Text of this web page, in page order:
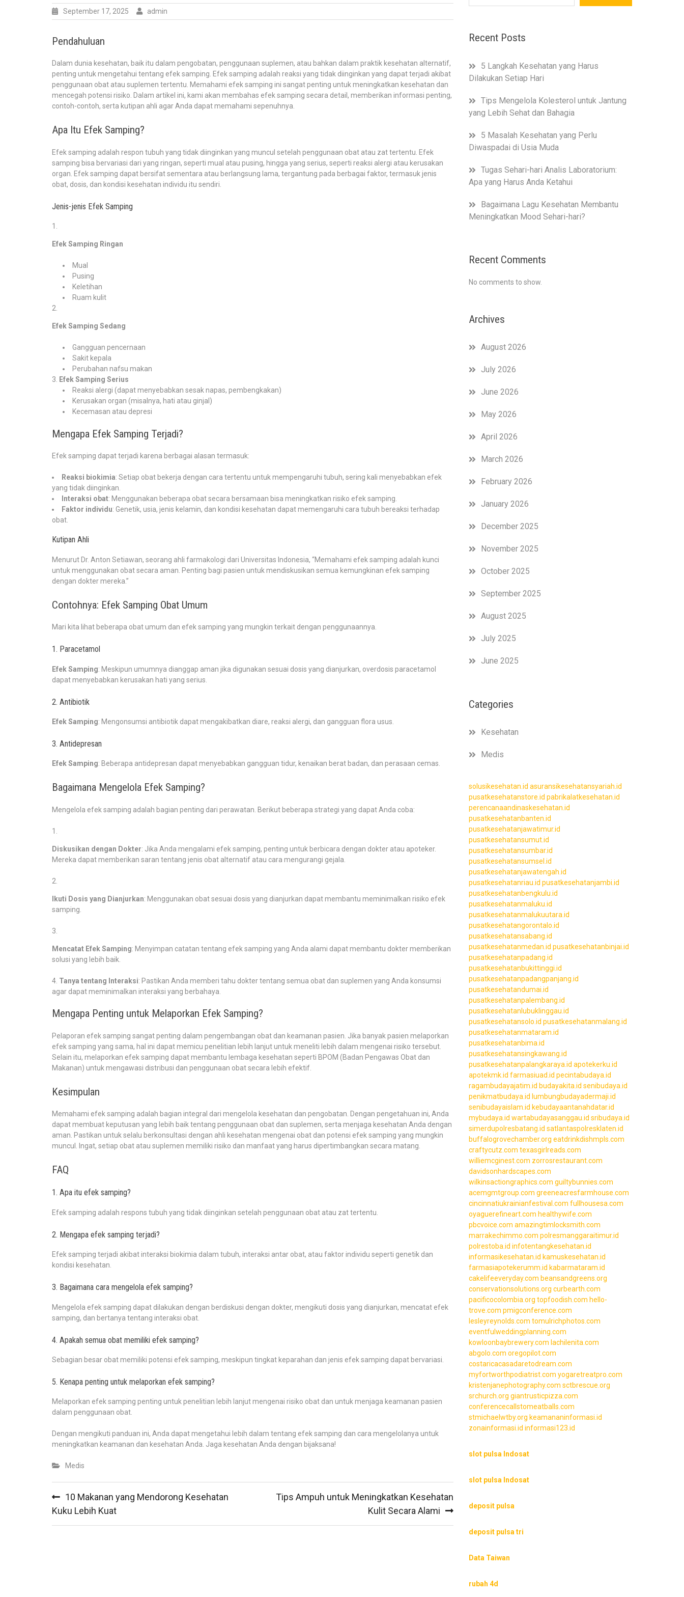
September 17, 2025 admin
Pendahuluan
Dalam dunia kesehatan, baik itu dalam pengobatan, penggunaan suplemen, atau bahkan dalam praktik kesehatan alternatif,
penting untuk mengetahui tentang efek samping. Efek samping adalah reaksi yang tidak diinginkan yang dapat terjadi akibat
penggunaan obat atau suplemen tertentu. Memahami efek samping ini sangat penting untuk meningkatkan kesehatan dan
mencegah potensi risiko. Dalam artikel ini, kami akan membahas efek samping secara detail, memberikan informasi penting,
contoh-contoh, serta kutipan ahli agar Anda dapat memahami sepenuhnya.
Apa Itu Efek Samping?
Efek samping adalah respon tubuh yang tidak diinginkan yang muncul setelah penggunaan obat atau zat tertentu. Efek
samping bisa bervariasi dari yang ringan, seperti mual atau pusing, hingga yang serius, seperti reaksi alergi atau kerusakan
organ. Efek samping dapat bersifat sementara atau berlangsung lama, tergantung pada berbagai faktor, termasuk jenis
obat, dosis, dan kondisi kesehatan individu itu sendiri.
Jenis-jenis Efek Samping
Efek Samping Ringan
Mual
Pusing
Keletihan
Ruam kulit
Efek Samping Sedang
Gangguan pencernaan
Sakit kepala
Perubahan nafsu makan
Efek Samping Serius
Reaksi alergi (dapat menyebabkan sesak napas, pembengkakan)
Kerusakan organ (misalnya, hati atau ginjal)
Kecemasan atau depresi
Mengapa Efek Samping Terjadi?
Efek samping dapat terjadi karena berbagai alasan termasuk:
Reaksi biokimia: Setiap obat bekerja dengan cara tertentu untuk mempengaruhi tubuh, sering kali menyebabkan efek
yang tidak diinginkan.
Interaksi obat: Menggunakan beberapa obat secara bersamaan bisa meningkatkan risiko efek samping.
Faktor individu: Genetik, usia, jenis kelamin, dan kondisi kesehatan dapat memengaruhi cara tubuh bereaksi terhadap
obat.
Kutipan Ahli
Menurut Dr. Anton Setiawan, seorang ahli farmakologi dari Universitas Indonesia, “Memahami efek samping adalah kunci
untuk menggunakan obat secara aman. Penting bagi pasien untuk mendiskusikan semua kemungkinan efek samping
dengan dokter mereka.”
Contohnya: Efek Samping Obat Umum
Mari kita lihat beberapa obat umum dan efek samping yang mungkin terkait dengan penggunaannya.
1. Paracetamol
Efek Samping: Meskipun umumnya dianggap aman jika digunakan sesuai dosis yang dianjurkan, overdosis paracetamol
dapat menyebabkan kerusakan hati yang serius.
2. Antibiotik
Efek Samping: Mengonsumsi antibiotik dapat mengakibatkan diare, reaksi alergi, dan gangguan flora usus.
3. Antidepresan
Efek Samping: Beberapa antidepresan dapat menyebabkan gangguan tidur, kenaikan berat badan, dan perasaan cemas.
Bagaimana Mengelola Efek Samping?
Mengelola efek samping adalah bagian penting dari perawatan. Berikut beberapa strategi yang dapat Anda coba:
Diskusikan dengan Dokter: Jika Anda mengalami efek samping, penting untuk berbicara dengan dokter atau apoteker.
Mereka dapat memberikan saran tentang jenis obat alternatif atau cara mengurangi gejala.
Ikuti Dosis yang Dianjurkan: Menggunakan obat sesuai dosis yang dianjurkan dapat membantu meminimalkan risiko efek
samping.
Mencatat Efek Samping: Menyimpan catatan tentang efek samping yang Anda alami dapat membantu dokter memberikan
solusi yang lebih baik.
Tanya tentang Interaksi: Pastikan Anda memberi tahu dokter tentang semua obat dan suplemen yang Anda konsumsi
agar dapat meminimalkan interaksi yang berbahaya.
Mengapa Penting untuk Melaporkan Efek Samping?
Pelaporan efek samping sangat penting dalam pengembangan obat dan keamanan pasien. Jika banyak pasien melaporkan
efek samping yang sama, hal ini dapat memicu penelitian lebih lanjut untuk meneliti lebih dalam mengenai risiko tersebut.
Selain itu, melaporkan efek samping dapat membantu lembaga kesehatan seperti BPOM (Badan Pengawas Obat dan
Makanan) untuk mengawasi distribusi dan penggunaan obat secara lebih efektif.
Kesimpulan
Memahami efek samping adalah bagian integral dari mengelola kesehatan dan pengobatan. Dengan pengetahuan ini, Anda
dapat membuat keputusan yang lebih baik tentang penggunaan obat dan suplemen, serta menjaga kesehatan Anda dengan
aman. Pastikan untuk selalu berkonsultasi dengan ahli kesehatan mengenai obat dan potensi efek samping yang mungkin
muncul. Ingat, setiap obat atau suplemen memiliki risiko dan manfaat yang harus dipertimbangkan secara matang.
FAQ
1. Apa itu efek samping?
Efek samping adalah respons tubuh yang tidak diinginkan setelah penggunaan obat atau zat tertentu.
2. Mengapa efek samping terjadi?
Efek samping terjadi akibat interaksi biokimia dalam tubuh, interaksi antar obat, atau faktor individu seperti genetik dan
kondisi kesehatan.
3. Bagaimana cara mengelola efek samping?
Mengelola efek samping dapat dilakukan dengan berdiskusi dengan dokter, mengikuti dosis yang dianjurkan, mencatat efek
samping, dan bertanya tentang interaksi obat.
4. Apakah semua obat memiliki efek samping?
Sebagian besar obat memiliki potensi efek samping, meskipun tingkat keparahan dan jenis efek samping dapat bervariasi.
5. Kenapa penting untuk melaporkan efek samping?
Melaporkan efek samping penting untuk penelitian lebih lanjut mengenai risiko obat dan untuk menjaga keamanan pasien
dalam penggunaan obat.
Dengan mengikuti panduan ini, Anda dapat mengetahui lebih dalam tentang efek samping dan cara mengelolanya untuk
meningkatkan keamanan dan kesehatan Anda. Jaga kesehatan Anda dengan bijaksana!
Medis
navigation
10 Makanan yang Mendorong Kesehatan
Kuku Lebih Kuat
Tips Ampuh untuk Meningkatkan Kesehatan
Kulit Secara Alami
Recent Posts
5 Langkah Kesehatan yang Harus
Dilakukan Setiap Hari
Tips Mengelola Kolesterol untuk Jantung
yang Lebih Sehat dan Bahagia
5 Masalah Kesehatan yang Perlu
Diwaspadai di Usia Muda
Tugas Sehari-hari Analis Laboratorium:
Apa yang Harus Anda Ketahui
Bagaimana Lagu Kesehatan Membantu
Meningkatkan Mood Sehari-hari?
Recent Comments
No comments to show.
Archives
August 2026
July 2026
June 2026
May 2026
April 2026
March 2026
February 2026
January 2026
December 2025
November 2025
October 2025
September 2025
August 2025
July 2025
June 2025
Categories
Kesehatan
Medis
solusikesehatan.id asuransikesehatansyariah.id
pusatkesehatanstore.id pabrikalatkesehatan.id
perencanaandinaskesehatan.id
pusatkesehatanbanten.id
pusatkesehatanjawatimur.id
pusatkesehatansumut.id
pusatkesehatansumbar.id
pusatkesehatansumsel.id
pusatkesehatanjawatengah.id
pusatkesehatanriau.id pusatkesehatanjambi.id
pusatkesehatanbengkulu.id
pusatkesehatanmaluku.id
pusatkesehatanmalukuutara.id
pusatkesehatangorontalo.id
pusatkesehatansabang.id
pusatkesehatanmedan.id pusatkesehatanbinjai.id
pusatkesehatanpadang.id
pusatkesehatanbukittinggi.id
pusatkesehatanpadangpanjang.id
pusatkesehatandumai.id
pusatkesehatanpalembang.id
pusatkesehatanlubuklinggau.id
pusatkesehatansolo.id pusatkesehatanmalang.id
pusatkesehatanmataram.id
pusatkesehatanbima.id
pusatkesehatansingkawang.id
pusatkesehatanpalangkaraya.id apotekerku.id
apotekmk.id farmasiuad.id pecintabudaya.id
ragambudayajatim.id budayakita.id senibudaya.id
penikmatbudaya.id lumbungbudayadermaji.id
senibudayaislam.id kebudayaantanahdatar.id
mybudaya.id wartabudayasanggau.id sribudaya.id
simerdupolresbatang.id satlantaspolresklaten.id
buffalogrovechamber.org eatdrinkdishmpls.com
craftycutz.com texasgirlreads.com
williemcginest.com zorrosrestaurant.com
davidsonhardscapes.com
wilkinsactiongraphics.com guiltybunnies.com
acemgmtgroup.com greeneacresfarmhouse.com
cincinnatiukrainianfestival.com fullhousesa.com
oyaguerefineart.com healthywife.com
pbcvoice.com amazingtimlocksmith.com
marrakechimmo.com polresmanggaraitimur.id
polrestoba.id infotentangkesehatan.id
informasikesehatan.id kamuskesehatan.id
farmasiapotekerumm.id kabarmataram.id
cakelifeeveryday.com beansandgreens.org
conservationsolutions.org curbearth.com
pacificocolombia.org topfoodish.com hello-
trove.com pmigconference.com
lesleyreynolds.com tomulrichphotos.com
eventfulweddingplanning.com
kowloonbaybrewery.com lachilenita.com
abgolo.com oregopilot.com
costaricacasadaretodream.com
myfortworthpodiatrist.com yogaretreatpro.com
kristenjanephotography.com sctbrescue.org
srchurch.org giantrusticpizza.com
conferencecallstomeatballs.com
stmichaelwtby.org keamananinformasi.id
zonainformasi.id informasi123.id
slot pulsa Indosat
slot pulsa Indosat
deposit pulsa
deposit pulsa tri
Data Taiwan
rubah 4d